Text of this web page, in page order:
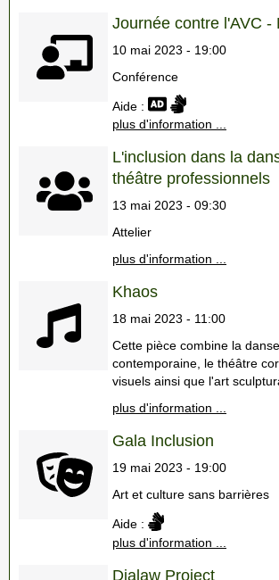
Journée contre l'AVC -
10 mai 2023 - 19:00
Conférence
Aide :
plus d'information ...
L'inclusion dans la
théâtre professionnels
13 mai 2023 - 09:30
Attelier
plus d'information ...
Khaos
18 mai 2023 - 11:00
Cette pièce combine la danse
contemporaine, le théâtre
visuels ainsi que l'art
plus d'information ...
Gala Inclusion
19 mai 2023 - 19:00
Art et culture sans barrières
Aide :
plus d'information ...
Dialaw Project